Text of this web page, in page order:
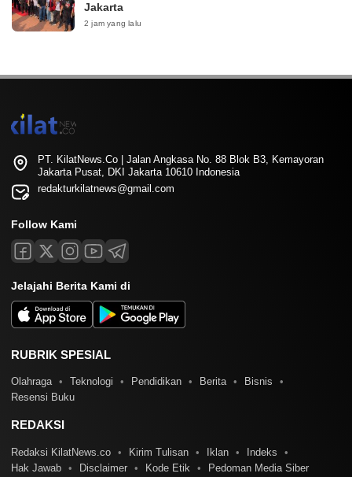
Jakarta
2 jam yang lalu
PT. KilatNews.Co | Jalan Angkasa No. 88 Blok B3, Kemayoran
Jakarta Pusat, DKI Jakarta 10610 Indonesia
redakturkilatnews@gmail.com
Follow Kami
Jelajahi Berita Kami di
RUBRIK SPESIAL
Olahraga Teknologi Pendidikan Berita
Bisnis
Resensi Buku
REDAKSI
Redaksi KilatNews.co Kirim Tulisan Iklan
Indeks
Hak Jawab
Disclaimer Kode Etik Pedoman Media Siber